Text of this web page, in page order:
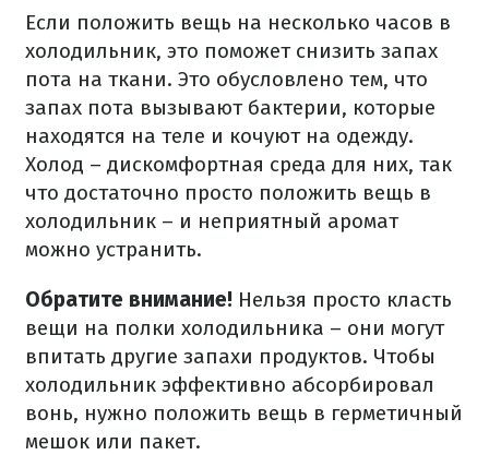
Если положить вещь на несколько часов в
холодильник, это поможет снизить запах
пота на ткани. Это обусловлено тем, что
запах пота вызывают бактерии, которые
находятся на теле и кочуют на одежду.
Холод – дискомфортная среда для них, так
что достаточно просто положить вещь в
холодильник – и неприятный аромат
можно устранить.
Обратите внимание! Нельзя просто класть
вещи на полки холодильника – они могут
впитать другие запахи продуктов. Чтобы
холодильник эффективно абсорбировал
вонь, нужно положить вещь в герметичный
мешок или пакет.